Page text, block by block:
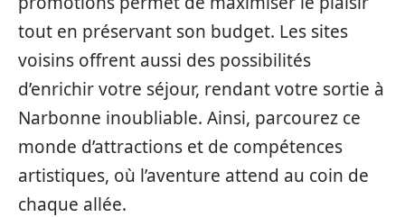
tout en préservant son budget. Les sites
voisins offrent aussi des possibilités
d’enrichir votre séjour, rendant votre sortie à
Narbonne inoubliable. Ainsi, parcourez ce
monde d’attractions et de compétences
artistiques, où l’aventure attend au coin de
chaque allée.